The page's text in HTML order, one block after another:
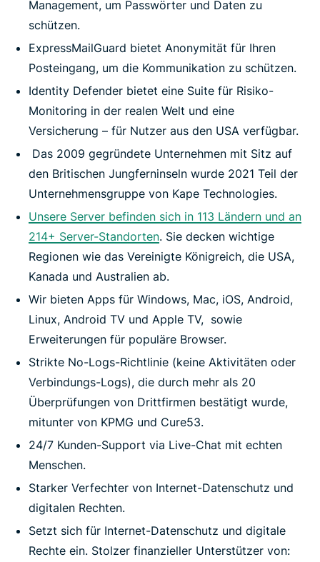
Management, um Passwörter und Daten zu
schützen.
ExpressMailGuard bietet Anonymität für Ihren
Posteingang, um die Kommunikation zu schützen.
Identity Defender bietet eine Suite für Risiko-
Monitoring in der realen Welt und eine
Versicherung – für Nutzer aus den USA verfügbar.
Das 2009 gegründete Unternehmen mit Sitz auf
den Britischen Jungferninseln wurde 2021 Teil der
Unternehmensgruppe von Kape Technologies.
Unsere Server befinden sich in 113 Ländern und an
214+ Server-Standorten. Sie decken wichtige
Regionen wie das Vereinigte Königreich, die USA,
Kanada und Australien ab.
Wir bieten Apps für Windows, Mac, iOS, Android,
Linux, Android TV und Apple TV, sowie
Erweiterungen für populäre Browser.
Strikte No-Logs-Richtlinie (keine Aktivitäten oder
Verbindungs-Logs), die durch mehr als 20
Überprüfungen von Drittfirmen bestätigt wurde,
mitunter von KPMG und Cure53.
24/7 Kunden-Support via Live-Chat mit echten
Menschen.
Starker Verfechter von Internet-Datenschutz und
digitalen Rechten.
Setzt sich für Internet-Datenschutz und digitale
Rechte ein. Stolzer finanzieller Unterstützer von: